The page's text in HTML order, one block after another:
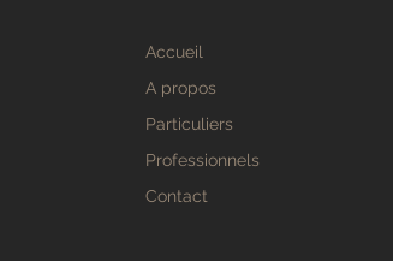
Accueil
A propos
Particuliers
Professionnels
Contact